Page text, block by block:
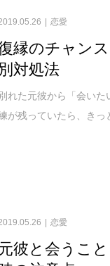
恋愛
縁のチャン
別対処法
れた元彼から「会い
が残っていたら、きっ
恋愛
彼と会うこ